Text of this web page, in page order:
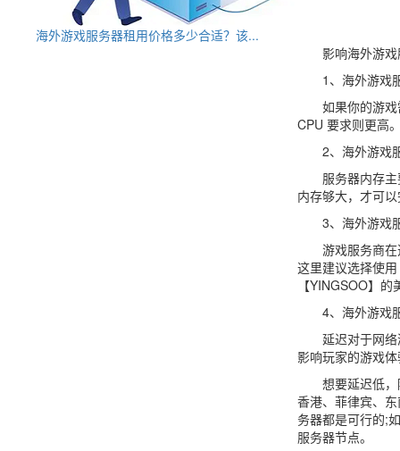
海外游戏服务器租用价格多少合适？该...
影响海外游戏
1、海外游戏
如果你的游戏
CPU 要求则更高
2、海外游戏
服务器内存主
内存够大，才可
3、海外游戏
游戏服务商在
这里建议选择使
【YINGSOO】
4、海外游戏
延迟对于网络
影响玩家的游戏
想要延迟低，
香港、菲律宾、
务器都是可行的;
服务器节点。